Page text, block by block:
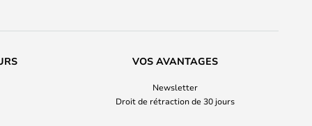
VOS AVANTAGES
Newsletter
Droit de rétraction de 30 jours